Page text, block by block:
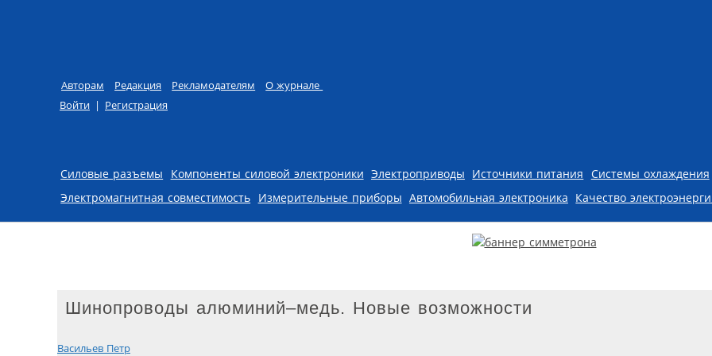
Авторам Редакция Рекламодателям
О журнале
Войти | Регистрация
Skip to content
Силовые разъемы Компоненты силовой электроники Электроприводы Источники питания Системы охлаждения
Электромагнитная совместимость Измерительные приборы Автомобильная электроника Качество
Шинопроводы алюминий–медь. Новые возможности
Васильев Петр